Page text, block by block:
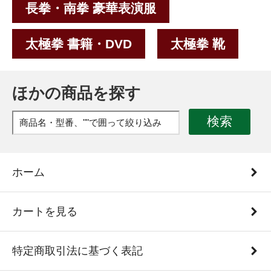
長拳・南拳 豪華表演服
太極拳 書籍・DVD 太極拳 靴
ほかの商品を探す
検索
ホーム
カートを見る
特定商取引法に基づく表記